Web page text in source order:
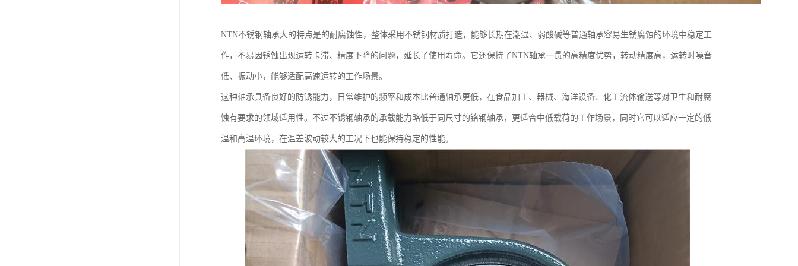
NTN不锈钢轴承大的特点是的耐腐蚀性，整体采用不锈钢材质打造，能够长期在潮湿、弱酸碱等普通轴承容易生锈腐蚀的环境中稳定工
作，不易因锈蚀出现运转卡滞、精度下降的问题，延长了使用寿命。它还保持了NTN轴承一贯的高精度优势，转动精度高，运转时噪音
低、振动小，能够适配高速运转的工作场景。
这种轴承具备良好的防锈能力，日常维护的频率和成本比普通轴承更低，在食品加工、器械、海洋设备、化工流体输送等对卫生和耐腐
蚀有要求的领域适用性。不过不锈钢轴承的承载能力略低于同尺寸的铬钢轴承，更适合中低载荷的工作场景，同时它可以适应一定的低
温和高温环境，在温差波动较大的工况下也能保持稳定的性能。